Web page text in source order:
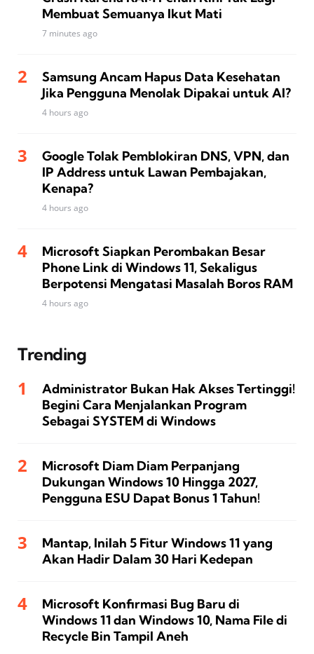
Membuat Semuanya Ikut Mati
7 minutes ago
Samsung Ancam Hapus Data Kesehatan
Jika Pengguna Menolak Dipakai untuk AI?
4 hours ago
Google Tolak Pemblokiran DNS, VPN, dan
IP Address untuk Lawan Pembajakan,
Kenapa?
4 hours ago
Microsoft Siapkan Perombakan Besar
Phone Link di Windows 11, Sekaligus
Berpotensi Mengatasi Masalah Boros RAM
4 hours ago
Trending
Administrator Bukan Hak Akses Tertinggi!
Begini Cara Menjalankan Program
Sebagai SYSTEM di Windows
Microsoft Diam Diam Perpanjang
Dukungan Windows 10 Hingga 2027,
Pengguna ESU Dapat Bonus 1 Tahun!
Mantap, Inilah 5 Fitur Windows 11 yang
Akan Hadir Dalam 30 Hari Kedepan
Microsoft Konfirmasi Bug Baru di
Windows 11 dan Windows 10, Nama File di
Recycle Bin Tampil Aneh